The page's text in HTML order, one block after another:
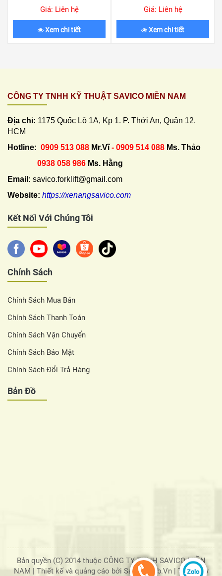
Giá: Liên hệ
Xem chi tiết
Giá: Liên hệ
Xem chi tiết
CÔNG TY TNHH KỸ THUẬT SAVICO MIỀN NAM
Địa chỉ: 1175 Quốc Lộ 1A, Kp 1. P. Thới An, Quận 12,
HCM
Hotline: 0909 513 088 Mr.Vĩ- 0909 514 088 Ms. Thảo
0938 058 986 Ms. Hằng
Email: savico.forklift@gmail.com
Website: https://xenangsavico.com
Kết Nối Với Chúng Tôi
Chính Sách
Chính Sách Mua Bán
Chính Sách Thanh Toán
Chính Sách Vận Chuyển
Chính Sách Bảo Mật
Chính Sách Đổi Trả Hàng
Bản Đồ
Bản quyền (C) 2014 thuộc CÔNG TY TNHH SAVICO MIỀN
NAM | Thiết kế và quảng cáo bởi SaigonWeb.Vn | Tổng truy